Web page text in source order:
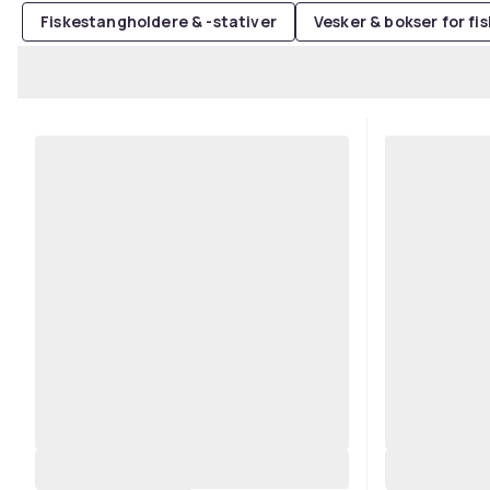
Fiskestangholdere & -stativer Vesker & bokser for